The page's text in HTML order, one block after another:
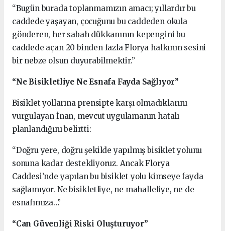
“Bugün burada toplanmamızın amacı; yıllardır bu
caddede yaşayan, çocuğunu bu caddeden okula
gönderen, her sabah dükkanının kepengini bu
caddede açan 20 binden fazla Florya halkının sesini
bir nebze olsun duyurabilmektir.”
“Ne Bisikletliye Ne Esnafa Fayda Sağlıyor”
Bisiklet yollarına prensipte karşı olmadıklarını
vurgulayan İnan, mevcut uygulamanın hatalı
planlandığını belirtti:
“Doğru yere, doğru şekilde yapılmış bisiklet yolunu
sonuna kadar destekliyoruz. Ancak Florya
Caddesi’nde yapılan bu bisiklet yolu kimseye fayda
sağlamıyor. Ne bisikletliye, ne mahalleliye, ne de
esnafımıza…”
“Can Güvenliği Riski Oluşturuyor”